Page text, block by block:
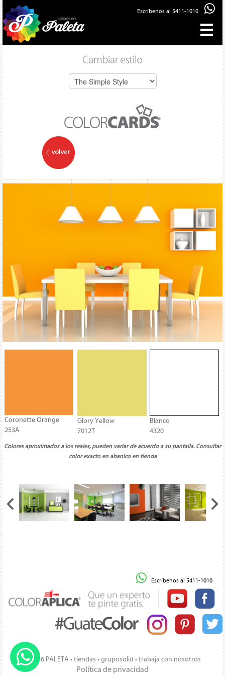
Escríbenos al 5411-1010
Coronette Orange
253A
Glory Yellow
7012T
Blanco
4320
Colores aproximados a los reales, pueden variar de acuerdo a su pantalla. Consultar
color exacto en abanico en tienda
Escríbenos al 5411-1010
© 2026 PALETA •tiendas •gruposolid •trabaja con nosotros
Política de privacidad